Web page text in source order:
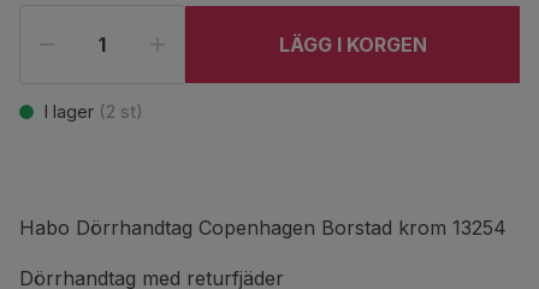
LÄGG I KORGEN
I lager (2 st)
Habo Dörrhandtag Copenhagen Borstad krom 13254
Dörrhandtag med returfjäder